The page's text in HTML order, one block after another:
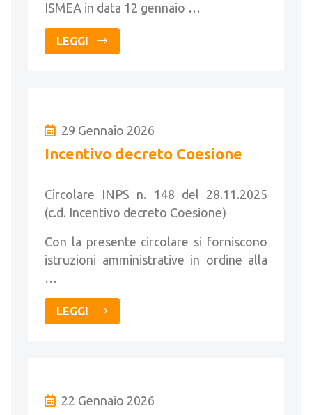
ISMEA in data 12 gennaio …
LEGGI
29 Gennaio 2026
Incentivo decreto Coesione
Circolare INPS n. 148 del 28.11.2025
(c.d. Incentivo decreto Coesione)
Con la presente circolare si forniscono
istruzioni amministrative in ordine alla
…
LEGGI
22 Gennaio 2026